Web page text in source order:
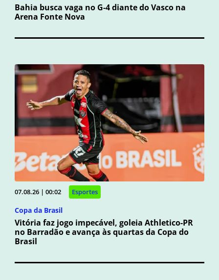
Bahia busca vaga no G-4 diante do Vasco na
Arena Fonte Nova
07.08.26 | 00:02 Esportes
Copa da Brasil
Vitória faz jogo impecável, goleia Athletico-PR
no Barradão e avança às quartas da Copa do
Brasil